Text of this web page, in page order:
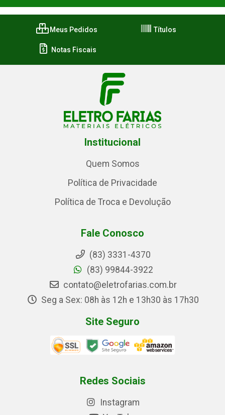
Meus Pedidos Títulos
Notas Fiscais
Institucional
Quem Somos
Política de Privacidade
Política de Troca e Devolução
Fale Conosco
(83) 3331-4370
(83) 99844-3922
contato@eletrofarias.com.br
Seg a Sex: 08h às 12h e 13h30 às 17h30
Site Seguro
Redes Sociais
Instagram